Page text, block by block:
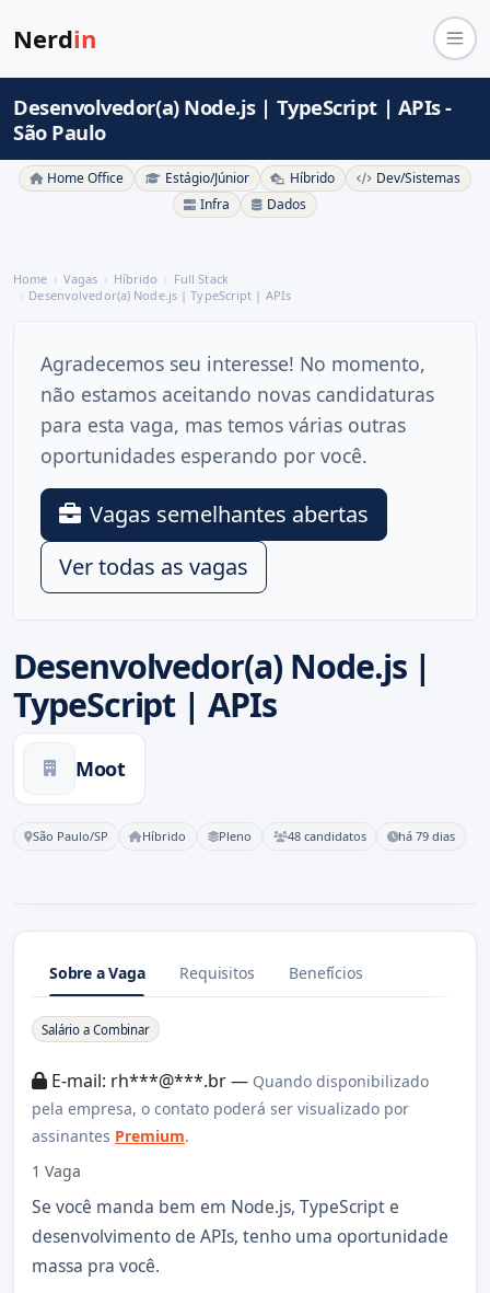
Nerdin
Desenvolvedor(a) Node.js | TypeScript | APIs -
São Paulo
Home Office Estágio/Júnior Híbrido
Dev/Sistemas
Infra
Dados
Home Vagas Híbrido
Full Stack
Desenvolvedor(a) Node.js | TypeScript | APIs
Desenvolvedor(a) Node.js |
TypeScript | APIs
Moot
São Paulo/SP Híbrido Pleno 48 candidatos há 79 dias
Agradecemos seu interesse! No momento,
não estamos aceitando novas candidaturas
para esta vaga, mas temos várias outras
oportunidades esperando por você.
Vagas semelhantes abertas
Ver todas as vagas
Sobre a Vaga Requisitos Benefícios
Sobre a Vaga
Salário a Combinar
E-mail: rh***@***.br — Quando disponibilizado
pela empresa, o contato poderá ser visualizado por
assinantes Premium.
1 Vaga
Se você manda bem em Node.js, TypeScript e
desenvolvimento de APIs, tenho uma oportunidade
massa pra você.